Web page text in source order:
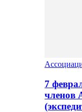
7
членов